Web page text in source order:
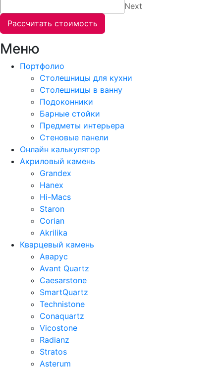
Next
Рассчитать стоимость
Меню
Портфолио
Столешницы для кухни
Столешницы в ванну
Подоконники
Барные стойки
Предметы интерьера
Стеновые панели
Онлайн калькулятор
Акриловый камень
Grandex
Hanex
Hi-Macs
Staron
Corian
Akrilika
Кварцевый камень
Аварус
Avant Quartz
Caesarstone
SmartQuartz
Technistone
Conaquartz
Vicostone
Radianz
Stratos
Asterum